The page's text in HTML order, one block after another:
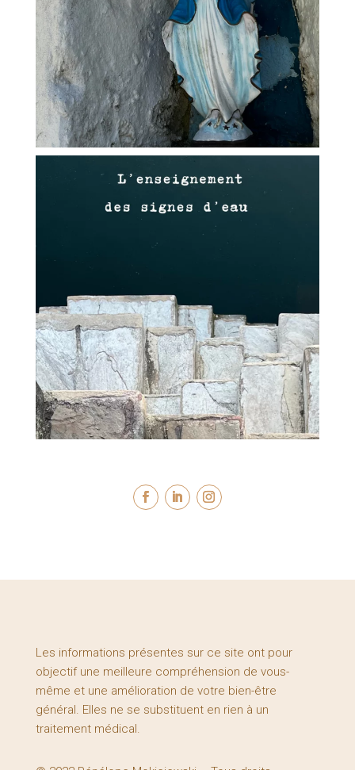
Les informations présentes sur ce site ont pour
objectif une meilleure compréhension de vous-
même et une amélioration de votre bien-être
général. Elles ne se substituent en rien à un
traitement médical.